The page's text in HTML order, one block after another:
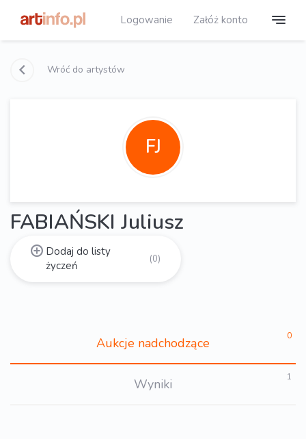
Logowanie Załóż konto
Wróć do artystów
FJ
FABIAŃSKI Juliusz
Dodaj do listy
życzeń
(0)
Aukcje nadchodzące 0
Wyniki 1